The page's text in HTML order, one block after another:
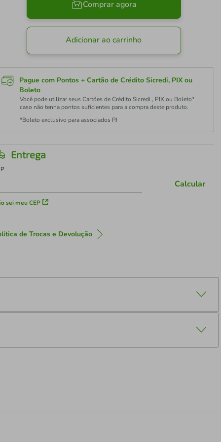
Comprar agora
Adicionar ao carrinho
Pague com Pontos + Cartão de Crédito Sicredi, PIX ou
Boleto
Você pode utilizar seus Cartões de Crédito Sicredi , PIX ou Boleto*
caso não tenha pontos suficientes para a compra deste produto.
*Boleto exclusivo para associados PJ
Entrega
sei meu CEP
Calcular
de Trocas e Devolução